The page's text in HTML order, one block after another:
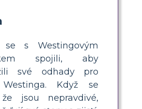
se s Westingovým
spojili, aby
své odhady pro
Když se
jsou nepravdivé,